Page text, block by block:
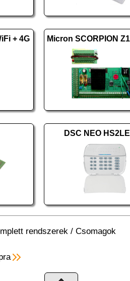
+ 4G
DSC NEO
rendszerek / Csomagok